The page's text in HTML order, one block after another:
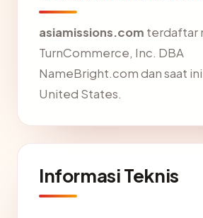
asiamissions.com terdaftar
TurnCommerce, Inc. DBA
NameBright.com dan saat
United States.
Informasi Teknis